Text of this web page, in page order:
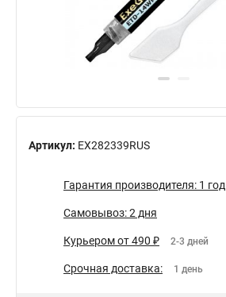
Артикул: EX282339RUS
Гарантия производителя: 1 год
Самовывоз: 2 дня
Курьером от 490 ₽ 2-3 дней
Срочная доставка: 1 день